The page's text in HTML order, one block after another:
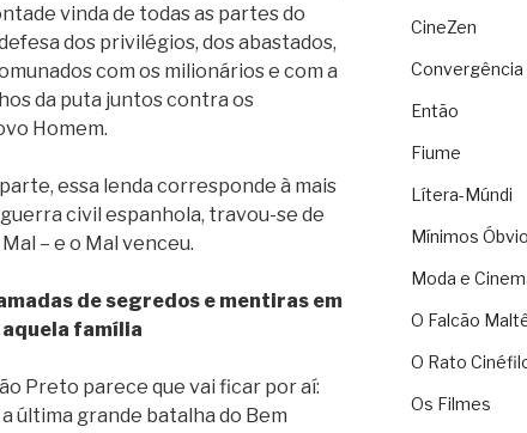
vinda de todas as partes do
dos privilégios, dos abastados,
com os milionários e com a
da puta juntos contra os
Homem.
essa lenda corresponde à mais
civil espanhola, travou-se de
– e o Mal venceu.
de segredos e mentiras em
aquela família
Preto parece que vai ficar por aí:
última grande batalha do Bem
CineZen
Convergência
Então
Fiume
Lítera-Múndi
Mínimos
Moda e
O Falcão
O Rato
Os Filmes